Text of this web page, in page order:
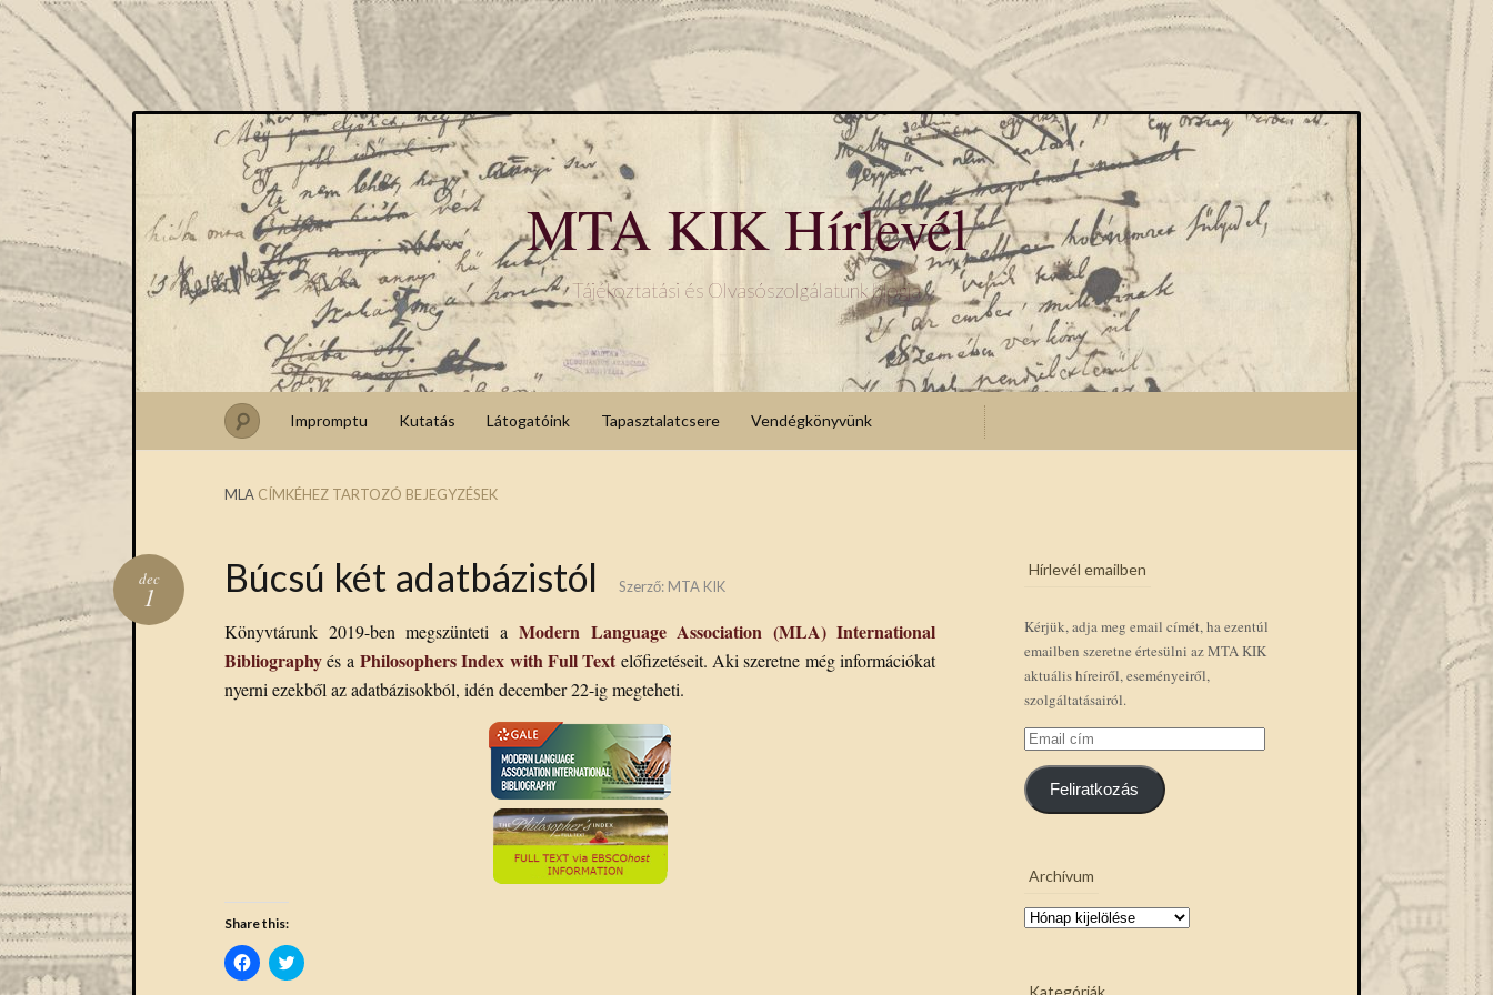
MTA KIK Hírlevél
Tájékoztatási és Olvasószolgálatunk blogja
Impromptu Kutatás Látogatóink Tapasztalatcsere Vendégkönyvünk
MLA CÍMKÉHEZ TARTOZÓ BEJEGYZÉSEK
Búcsú két adatbázistól
dec
1 Szerző: MTA KIK
Könyvtárunk 2019-ben megszünteti a Modern Language Association (MLA) International
Bibliographyés a Philosophers Index with Full Text előfizetéseit. Aki szeretne még információkat
nyerni ezekből az adatbázisokból, idén december 22-ig megteheti.
Share this:
Click
to
Click
to
Hírlevél emailben
Kérjük, adja meg email címét, ha ezentúl
emailben szeretne értesülni az MTA KIK
aktuális híreiről, eseményeiről,
szolgáltatásairól.
Email
cím
Feliratkozás
Archívum
Kategóriák